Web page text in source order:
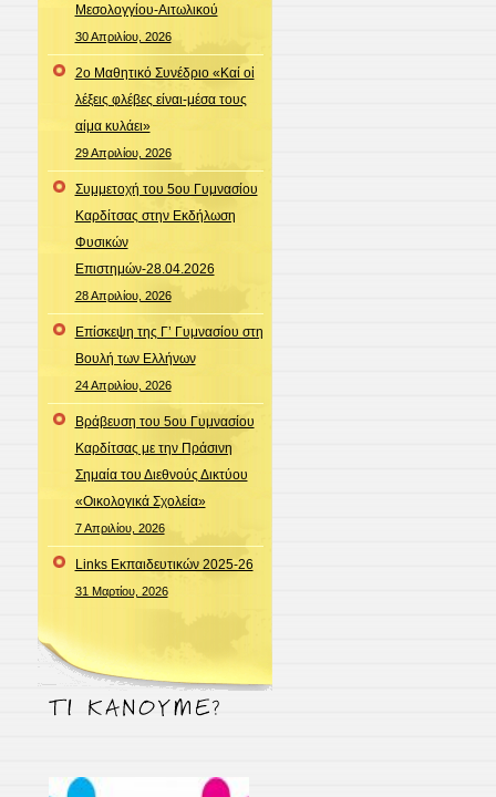
Μεσολογγίου-Αιτωλικού
30 Απριλίου, 2026
2ο Μαθητικό Συνέδριο «Καί οἱ
λέξεις φλέβες είναι-μέσα τους
αίμα κυλάει»
29 Απριλίου, 2026
Συμμετοχή του 5ου Γυμνασίου
Καρδίτσας στην Εκδήλωση
Φυσικών
Επιστημών-28.04.2026
28 Απριλίου, 2026
Επίσκεψη της Γ’ Γυμνασίου στη
Βουλή των Ελλήνων
24 Απριλίου, 2026
Βράβευση του 5ου Γυμνασίου
Καρδίτσας με την Πράσινη
Σημαία του Διεθνούς Δικτύου
«Οικολογικά Σχολεία»
7 Απριλίου, 2026
Links Εκπαιδευτικών 2025-26
31 Μαρτίου, 2026